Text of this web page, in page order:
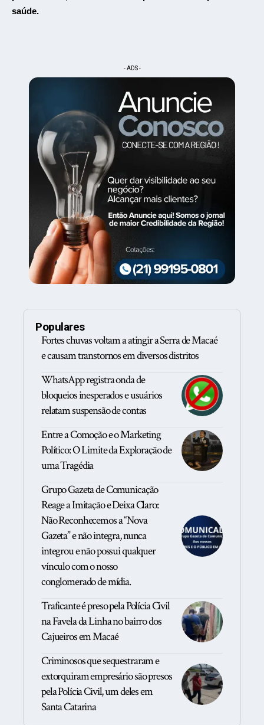
saúde.
- ADS -
Populares
Fortes chuvas voltam a atingir a Serra de Macaé
e causam transtornos em diversos distritos
WhatsApp registra onda de
bloqueios inesperados e usuários
relatam suspensão de contas
Entre a Comoção e o Marketing
Político: O Limite da Exploração de
uma Tragédia
Grupo Gazeta de Comunicação
Reage a Imitação e Deixa Claro:
Não Reconhecemos a “Nova
Gazeta” e não integra, nunca
integrou e não possui qualquer
vínculo com o nosso
conglomerado de mídia.
Traficante é preso pela Polícia Civil
na Favela da Linha no bairro dos
Cajueiros em Macaé
Criminosos que sequestraram e
extorquiram empresário são presos
pela Polícia Civil, um deles em
Santa Catarina